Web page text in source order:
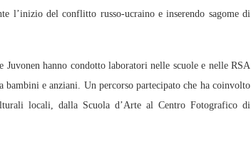
l’inizio del conflitto russo-ucraino e inserendo sagome di
Juvonen hanno condotto laboratori nelle scuole e nelle RSA
e anziani. Un percorso partecipato che ha coinvolto
locali, dalla Scuola d’Arte al Centro Fotografico di